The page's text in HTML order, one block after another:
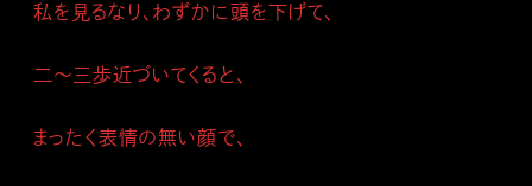
私を見るなり、わずかに頭を下げて、
二～三歩近づいてくると、
まったく表情の無い顔で、